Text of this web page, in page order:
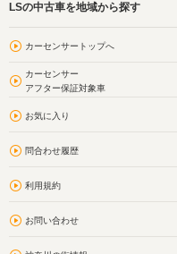
LSの中古車を地域から探す
カーセンサートップへ
カーセンサー
アフター保証対象車
お気に入り
問合わせ履歴
利用規約
お問い合わせ